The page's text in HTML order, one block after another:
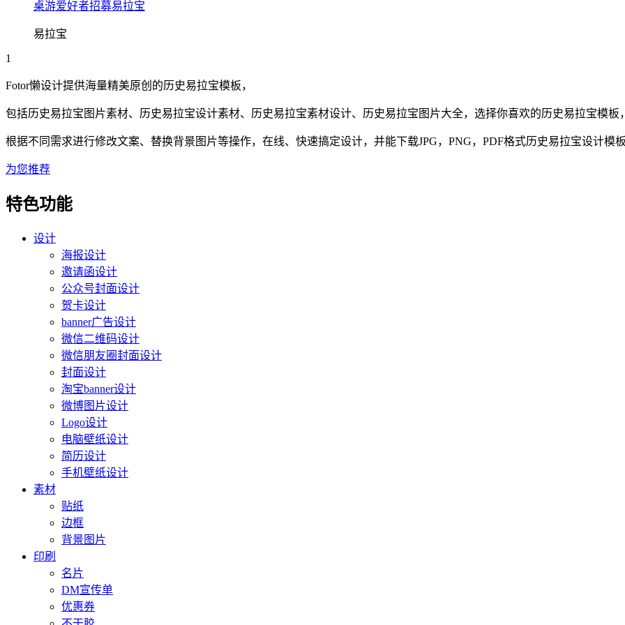
桌游爱好者招募易拉宝
易拉宝
1
Fotor懒设计提供海量精美原创的历史易拉宝模板，
包括历史易拉宝 图片素材、 历史易拉宝设计素材、 历史易拉宝素材设计、 历史易拉宝 图片大全，选择你喜欢的历史易拉宝模板
根据不同需求进行修改文案、替换背景图片等操作，在线、快速搞定设计，并能下载JPG，PNG，PDF格式历史易拉宝设计模
为您推荐
特色功能
设计
海报设计
邀请函设计
公众号封面设计
贺卡设计
banner广告设计
微信二维码设计
微信朋友圈封面设计
封面设计
淘宝banner设计
微博图片设计
Logo设计
电脑壁纸设计
简历设计
手机壁纸设计
素材
贴纸
边框
背景图片
印刷
名片
DM宣传单
优惠券